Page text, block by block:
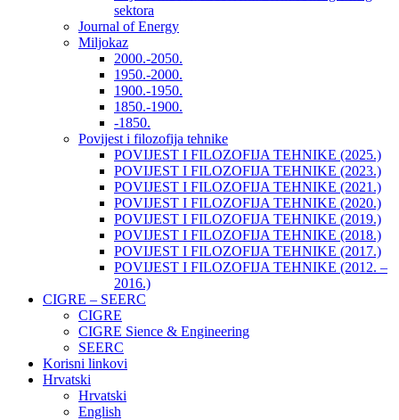
sektora
Journal of Energy
Miljokaz
2000.-2050.
1950.-2000.
1900.-1950.
1850.-1900.
-1850.
Povijest i filozofija tehnike
POVIJEST I FILOZOFIJA TEHNIKE (2025.)
POVIJEST I FILOZOFIJA TEHNIKE (2023.)
POVIJEST I FILOZOFIJA TEHNIKE (2021.)
POVIJEST I FILOZOFIJA TEHNIKE (2020.)
POVIJEST I FILOZOFIJA TEHNIKE (2019.)
POVIJEST I FILOZOFIJA TEHNIKE (2018.)
POVIJEST I FILOZOFIJA TEHNIKE (2017.)
POVIJEST I FILOZOFIJA TEHNIKE (2012. –
2016.)
CIGRE – SEERC
CIGRE
CIGRE Sience & Engineering
SEERC
Korisni linkovi
Hrvatski
Hrvatski
English